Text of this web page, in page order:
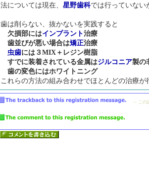
法については現在、 星野歯科では行っていない
歯は削らない、抜かないを実践すると
欠損部にはインプラント治療
歯並びが悪い場合は矯正治療
虫歯には３MIX＋レジン樹脂
すでに装着されている金属はジルコニア製の
歯の変色にはホワイトニング
これらの方法の組み合わせでほとんどの治療
-- この